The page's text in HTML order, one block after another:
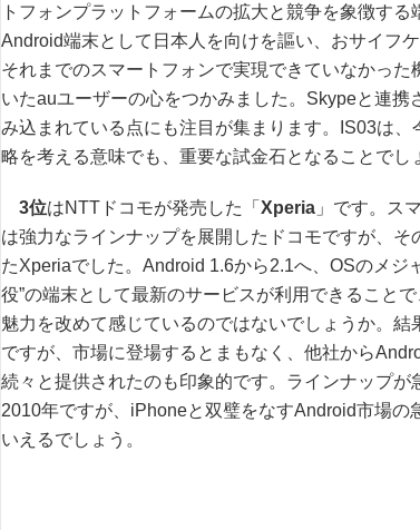
トフォンプラットフォームの拡大と競争を象徴す
Android端末として日本人を向けを謳い、おサイフ
それまでのスマートフォンで実現できていなかっ
いたauユーザーの心をつかみました。Skypeと連携
み込まれている点にも注目が集まります。IS03は
略を考える意味でも、重要な試金石となることでし
3位はNTTドコモが発売した「 Xperia 」です。ス
は強力なラインナップを展開したドコモですが、
たXperiaでした。Android 1.6から2.1へ、OSのメジ
役”の端末として最新のサービスが利用できること
魅力を改めて感じているのではないでしょうか。
ですが、市場に登場するとまもなく、他社から
続々と提供されたのも印象的です。ラインナップ
2010年ですが、iPhoneと双璧をなすAndroid市場の
いえるでしょう。